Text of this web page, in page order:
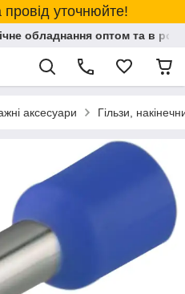
провід уточнюйте!
обладнання оптом та в
аксесуари Гільзи,